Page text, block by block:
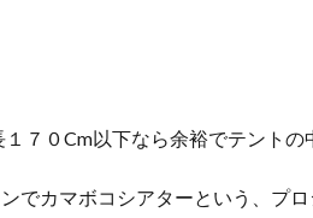
１７０Cm以下なら余裕でテント
でカマボコシアターという、プ